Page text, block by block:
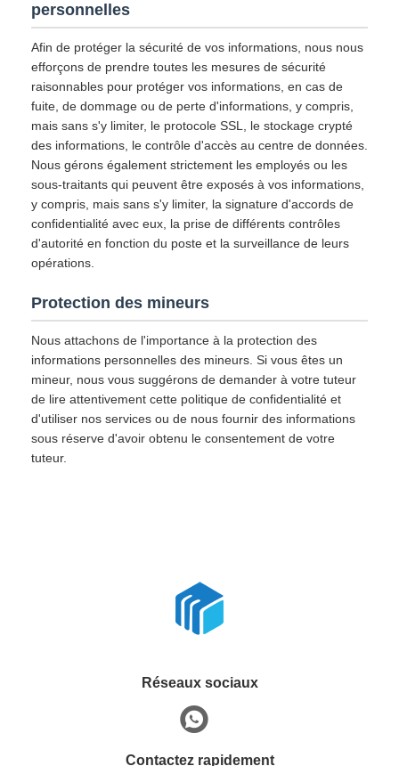
personnelles
Afin de protéger la sécurité de vos informations, nous nous
efforçons de prendre toutes les mesures de sécurité
raisonnables pour protéger vos informations, en cas de
fuite, de dommage ou de perte d'informations, y compris,
mais sans s'y limiter, le protocole SSL, le stockage crypté
des informations, le contrôle d'accès au centre de données.
Nous gérons également strictement les employés ou les
sous-traitants qui peuvent être exposés à vos informations,
y compris, mais sans s'y limiter, la signature d'accords de
confidentialité avec eux, la prise de différents contrôles
d'autorité en fonction du poste et la surveillance de leurs
opérations.
Protection des mineurs
Nous attachons de l'importance à la protection des
informations personnelles des mineurs. Si vous êtes un
mineur, nous vous suggérons de demander à votre tuteur
de lire attentivement cette politique de confidentialité et
d'utiliser nos services ou de nous fournir des informations
sous réserve d'avoir obtenu le consentement de votre
tuteur.
Réseaux sociaux
Contactez rapidement